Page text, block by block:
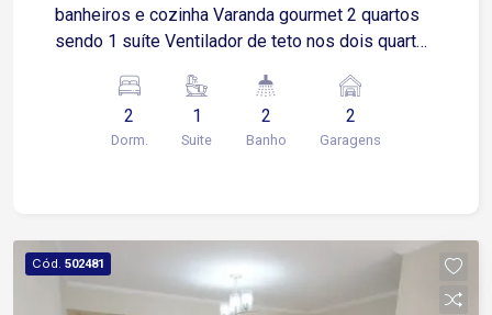
banheiros e cozinha Varanda gourmet 2 quartos
sendo 1 suíte Ventilador de teto nos dois quartos
serviço Armários na cozinha Armários no quarto
Churrasqueira Piscina Varanda Condomínio
completo, garagem coberta e com elevador
2
Dorm.
1
Suite
2
Banho
2
Garagens
Cód. 502481